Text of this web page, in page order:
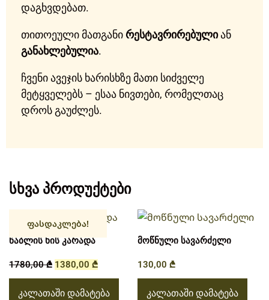
დაგხვდებათ.
თითოეული მათგანირესტავრირებულიან
განახლებულია.
ჩვენი ავეჯის ხარისხზე მათი სიძველე
მეტყველებს – ესაა ნივთები, რომელთაც
დროს გაუძლეს.
სხვა პროდუქტები
ფასდაკლება!
წაბლის ხის კარადა
1780,00₾ 1380,00 ₾
კალათაში დამატება
მოწნული სავარძელი
130,00 ₾
კალათაში დამატება